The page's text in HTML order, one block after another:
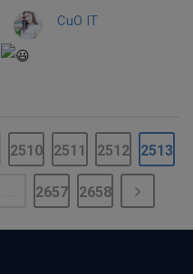
CuO IT
2510 2511 2512 2513
2657 2658